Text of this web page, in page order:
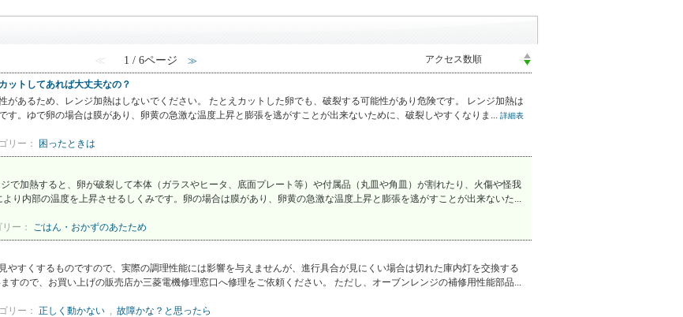
≪ 1 / 6ページ ≫
ットしてあれば大丈夫なの？
があるため、レンジ加熱はしないでください。 たとえカットした卵でも、破裂する可能性があり危険です。 レンジ加熱は
す。ゆで卵の場合は膜があり、卵黄の急激な温度上昇と膨張を逃がすことが出来ないために、破裂しやすくなりま... 詳細表
リー： 困ったときは
で加熱すると、卵が破裂して本体（ガラスやヒータ、底面プレート等）や付属品（丸皿や角皿）が割れたり、火傷や怪我
り内部の温度を上昇させるしくみです。卵の場合は膜があり、卵黄の急激な温度上昇と膨張を逃がすことが出来ないた...
ー： ごはん・おかずのあたため
やすくするものですので、実際の調理性能には影響を与えませんが、進行具合が見にくい場合は切れた庫内灯を交換する
すので、お買い上げの販売店か三菱電機修理窓口へ修理をご依頼ください。 ただし、オーブンレンジの補修用性能部品...
リー： 正しく動かない , 故障かな？と思ったら